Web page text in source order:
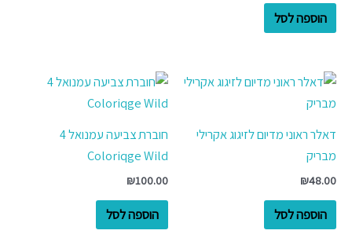
הוספה לסל
דאלר ראוני מדיום לזיגוג אקרילי
מבריק
₪48.00
הוספה לסל
חוברת צביעה עמנואל 4
Coloriqge Wild
₪100.00
הוספה לסל